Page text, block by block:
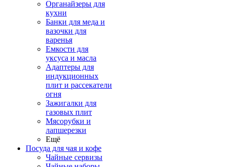
Органайзеры для
кухни
Банки для меда и
вазочки для
варенья
Емкости для
уксуса и масла
Адаптеры для
индукционных
плит и рассекатели
огня
Зажигалки для
газовых плит
Мясорубки и
лапшерезки
Ещё
Посуда для чая и кофе
Чайные сервизы